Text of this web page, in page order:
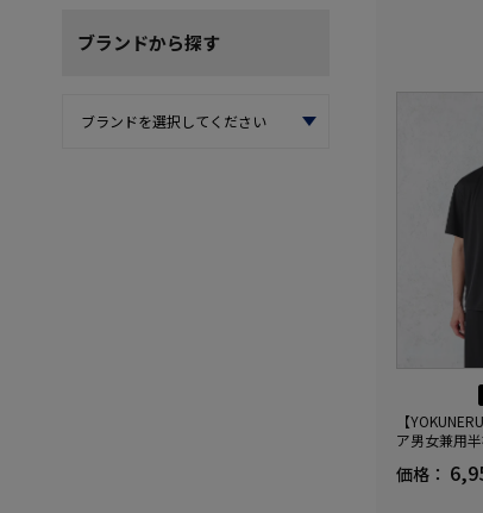
ブランドから探す
【
ア男女兼用
(R)【一般医
価格：